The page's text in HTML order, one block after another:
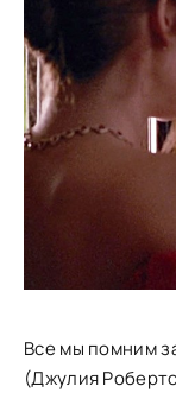
Все мы помним
(Джулия